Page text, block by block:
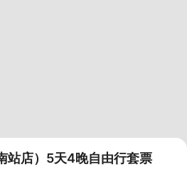
站店）5天4晚自由行套票